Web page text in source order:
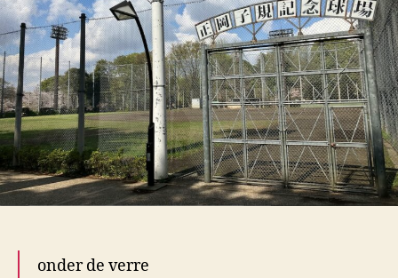
onder de verre